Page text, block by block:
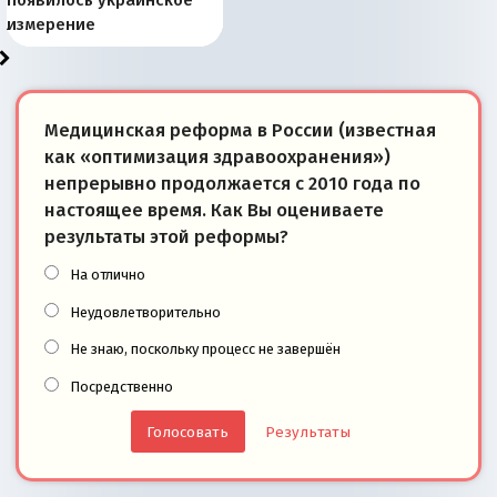
«переобувании» хозяев
суверенной экономике
Анкориджа
внутренней политике
отношениям с Россией?
Южной Осетии
измерение
Медицинская реформа в России (известная
как «оптимизация здравоохранения»)
непрерывно продолжается с 2010 года по
настоящее время. Как Вы оцениваете
результаты этой реформы?
На отлично
Неудовлетворительно
Не знаю, поскольку процесс не завершён
Посредственно
Результаты